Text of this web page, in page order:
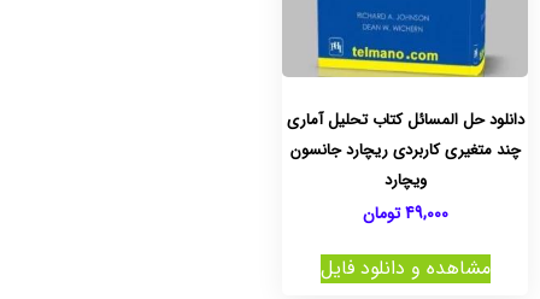
دانلود حل المسائل کتاب تحلیل آماری
چند متغیری کاربردی ریچارد جانسون
ویچارد
49,000 تومان
مشاهده و دانلود فایل